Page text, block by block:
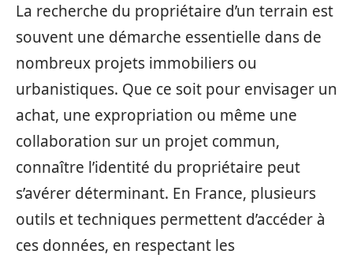
La recherche du propriétaire d’un terrain est
souvent une démarche essentielle dans de
nombreux projets immobiliers ou
urbanistiques. Que ce soit pour envisager un
achat, une expropriation ou même une
collaboration sur un projet commun,
connaître l’identité du propriétaire peut
s’avérer déterminant. En France, plusieurs
outils et techniques permettent d’accéder à
ces données, en respectant les